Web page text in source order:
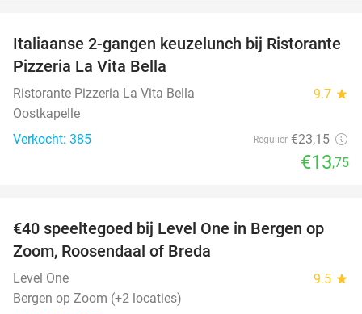
41%
Italiaanse 2-gangen keuzelunch bij Ristorante
Pizzeria La Vita Bella
Ristorante Pizzeria La Vita Bella 9.7 star
Oostkapelle
Verkocht: 385
Regulier €23,15
€13,75
50%
€40 speeltegoed bij Level One in Bergen op
Zoom, Roosendaal of Breda
Level One 9.5 star
Bergen op Zoom (+2 locaties)